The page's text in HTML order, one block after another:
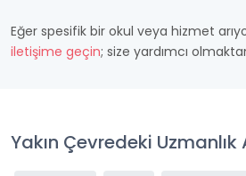
Eğer spesifik bir okul veya hizmet
iletişime geçin; size yardımcı
Yakın Çevredeki Uzmanlık